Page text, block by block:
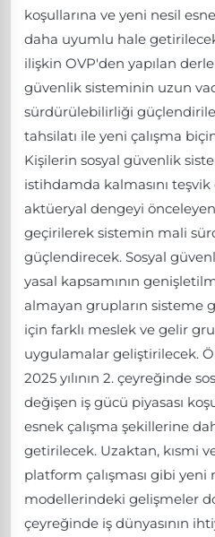
koşullarına ve yeni nesil
daha uyumlu hale
ilişkin OVP'den yapılan
güvenlik sisteminin uzun
sürdürülebilirliği
tahsilatı ile yeni çalışma
Kişilerin sosyal güvenlik
istihdamda kalmasını
aktüeryal dengeyi
geçirilerek sistemin mali
güçlendirecek. Sosyal
yasal kapsamının
almayan grupların sisteme
için farklı meslek ve gelir
uygulamalar geliştirilecek.
2025 yılının 2. çeyreğinde
değişen iş gücü piyasası
esnek çalışma şekillerine
getirilecek. Uzaktan, kısmi
platform çalışması gibi yeni
modellerindeki gelişmeler
çeyreğinde iş dünyasının